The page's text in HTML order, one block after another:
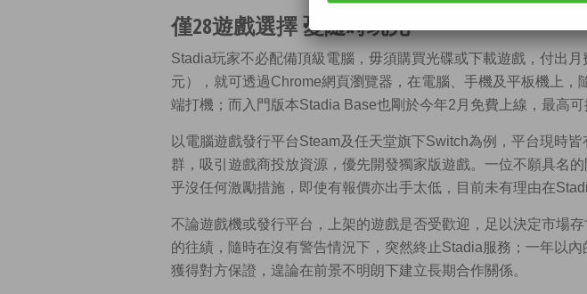
僅28遊戲選擇 憂隨時玩完
Stadia玩家不必配備頂級電腦，毋須購買光碟或下載遊戲，付出
元），就可透過Chrome網頁瀏覽器，在電腦、手機及平板機上，
端打機；而入門版本Stadia Base也剛於今年2月免費上線，最高可
以電腦遊戲發行平台Steam及任天堂旗下Switch為例，平台現時
群，吸引遊戲商投放資源，優先開發獨家版遊戲。一位不願具名
乎沒任何激勵措施，即使有報價亦出手太低，目前未有理由在
不論遊戲機或發行平台，上架的遊戲是否受歡迎，足以決定市場
的往績，隨時在沒有警告情況下，突然終止Stadia服務；一年以
獲得對方保證，遑論在前景不明朗下建立長期合作關係。